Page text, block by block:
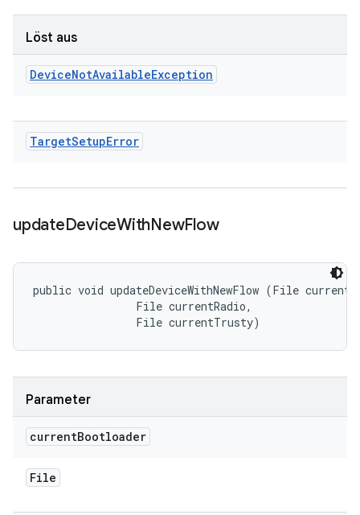
Löst aus
DeviceNotAvailableException
TargetSetupError
updateDeviceWithNewFlow
public void updateDeviceWithNewFlow (File
                File currentRadio,
                File currentTrusty)
Parameter
currentBootloader
File